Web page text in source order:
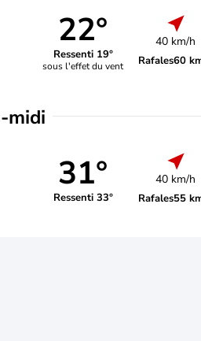
22°
Ressenti 19°
sous l'effet du vent
40 km/h
Rafales60
midi
31°
Ressenti 33°
40 km/h
Rafales55